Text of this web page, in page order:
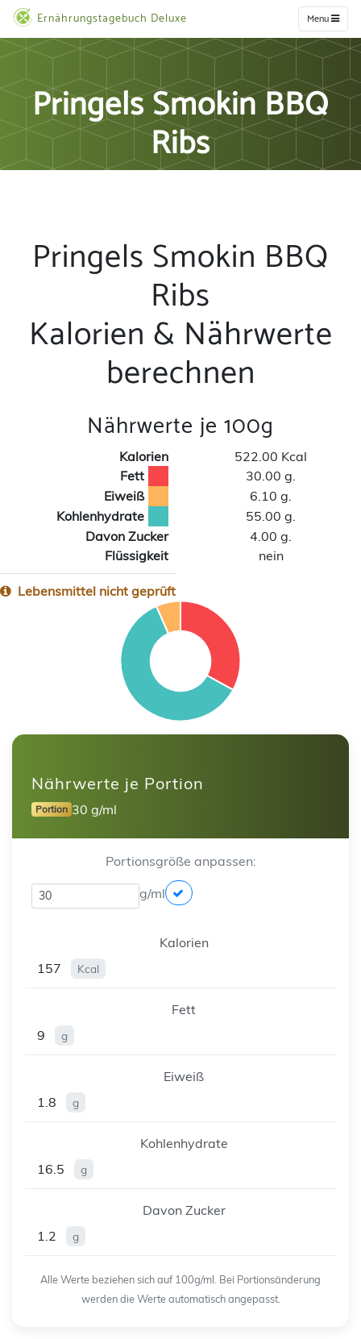
Ernährungstagebuch Deluxe Menu
Pringels Smokin BBQ
Ribs
Pringels Smokin BBQ
Ribs
Kalorien & Nährwerte
berechnen
Nährwerte je 100g
Kalorien
522.00 Kcal
Fett
30.00 g.
Eiweiß
6.10 g.
Kohlenhydrate
55.00 g.
Davon Zucker
4.00 g.
Flüssigkeit
nein
Lebensmittel nicht geprüft
Nährwerte je Portion
Portion 30 g/ml
Portionsgröße anpassen:
g/ml
Kalorien
157
Kcal
Fett
9
g
Eiweiß
1.8
g
Kohlenhydrate
16.5
g
Davon Zucker
1.2
g
Alle Werte beziehen sich auf 100g/ml. Bei Portionsänderung
werden die Werte automatisch angepasst.